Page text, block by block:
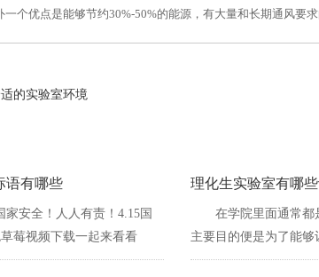
优点是能够节约30%-50%的能源，有大量和长期通风要求
的实验室环境
语有哪些
全！人人有责！4.15国
草莓视频下载一起来看看
理化生实验室有哪
在学院里面通常都
主要目的便是为了能